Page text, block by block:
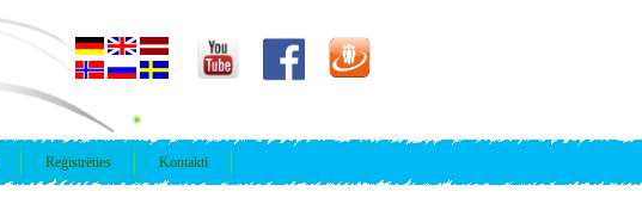
Reģistrēties Kontakti